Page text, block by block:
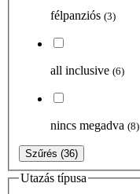
félpanziós (3)
all inclusive (6)
nincs megadva (8)
Szűrés (36)
Utazás típusa